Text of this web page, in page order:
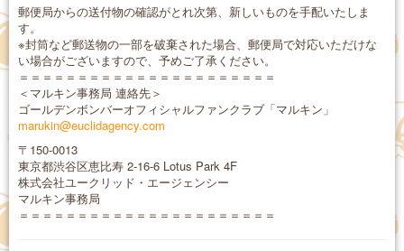
郵便局からの送付物の確認がとれ次第、新しいものを手配いたしま
す。
※封筒など郵送物の一部を破棄された場合、郵便局で対応いただけな
い場合がございますので、予めご了承ください。
＝＝＝＝＝＝＝＝＝＝＝＝＝＝＝＝＝＝＝＝＝＝
＜マルキン事務局 連絡先＞
ゴールデンボンバーオフィシャルファンクラブ「マルキン」
marukin@euclidagency.com
〒150-0013
東京都渋谷区恵比寿 2-16-6 Lotus Park 4F
株式会社ユークリッド・エージェンシー
マルキン事務局
＝＝＝＝＝＝＝＝＝＝＝＝＝＝＝＝＝＝＝＝＝＝